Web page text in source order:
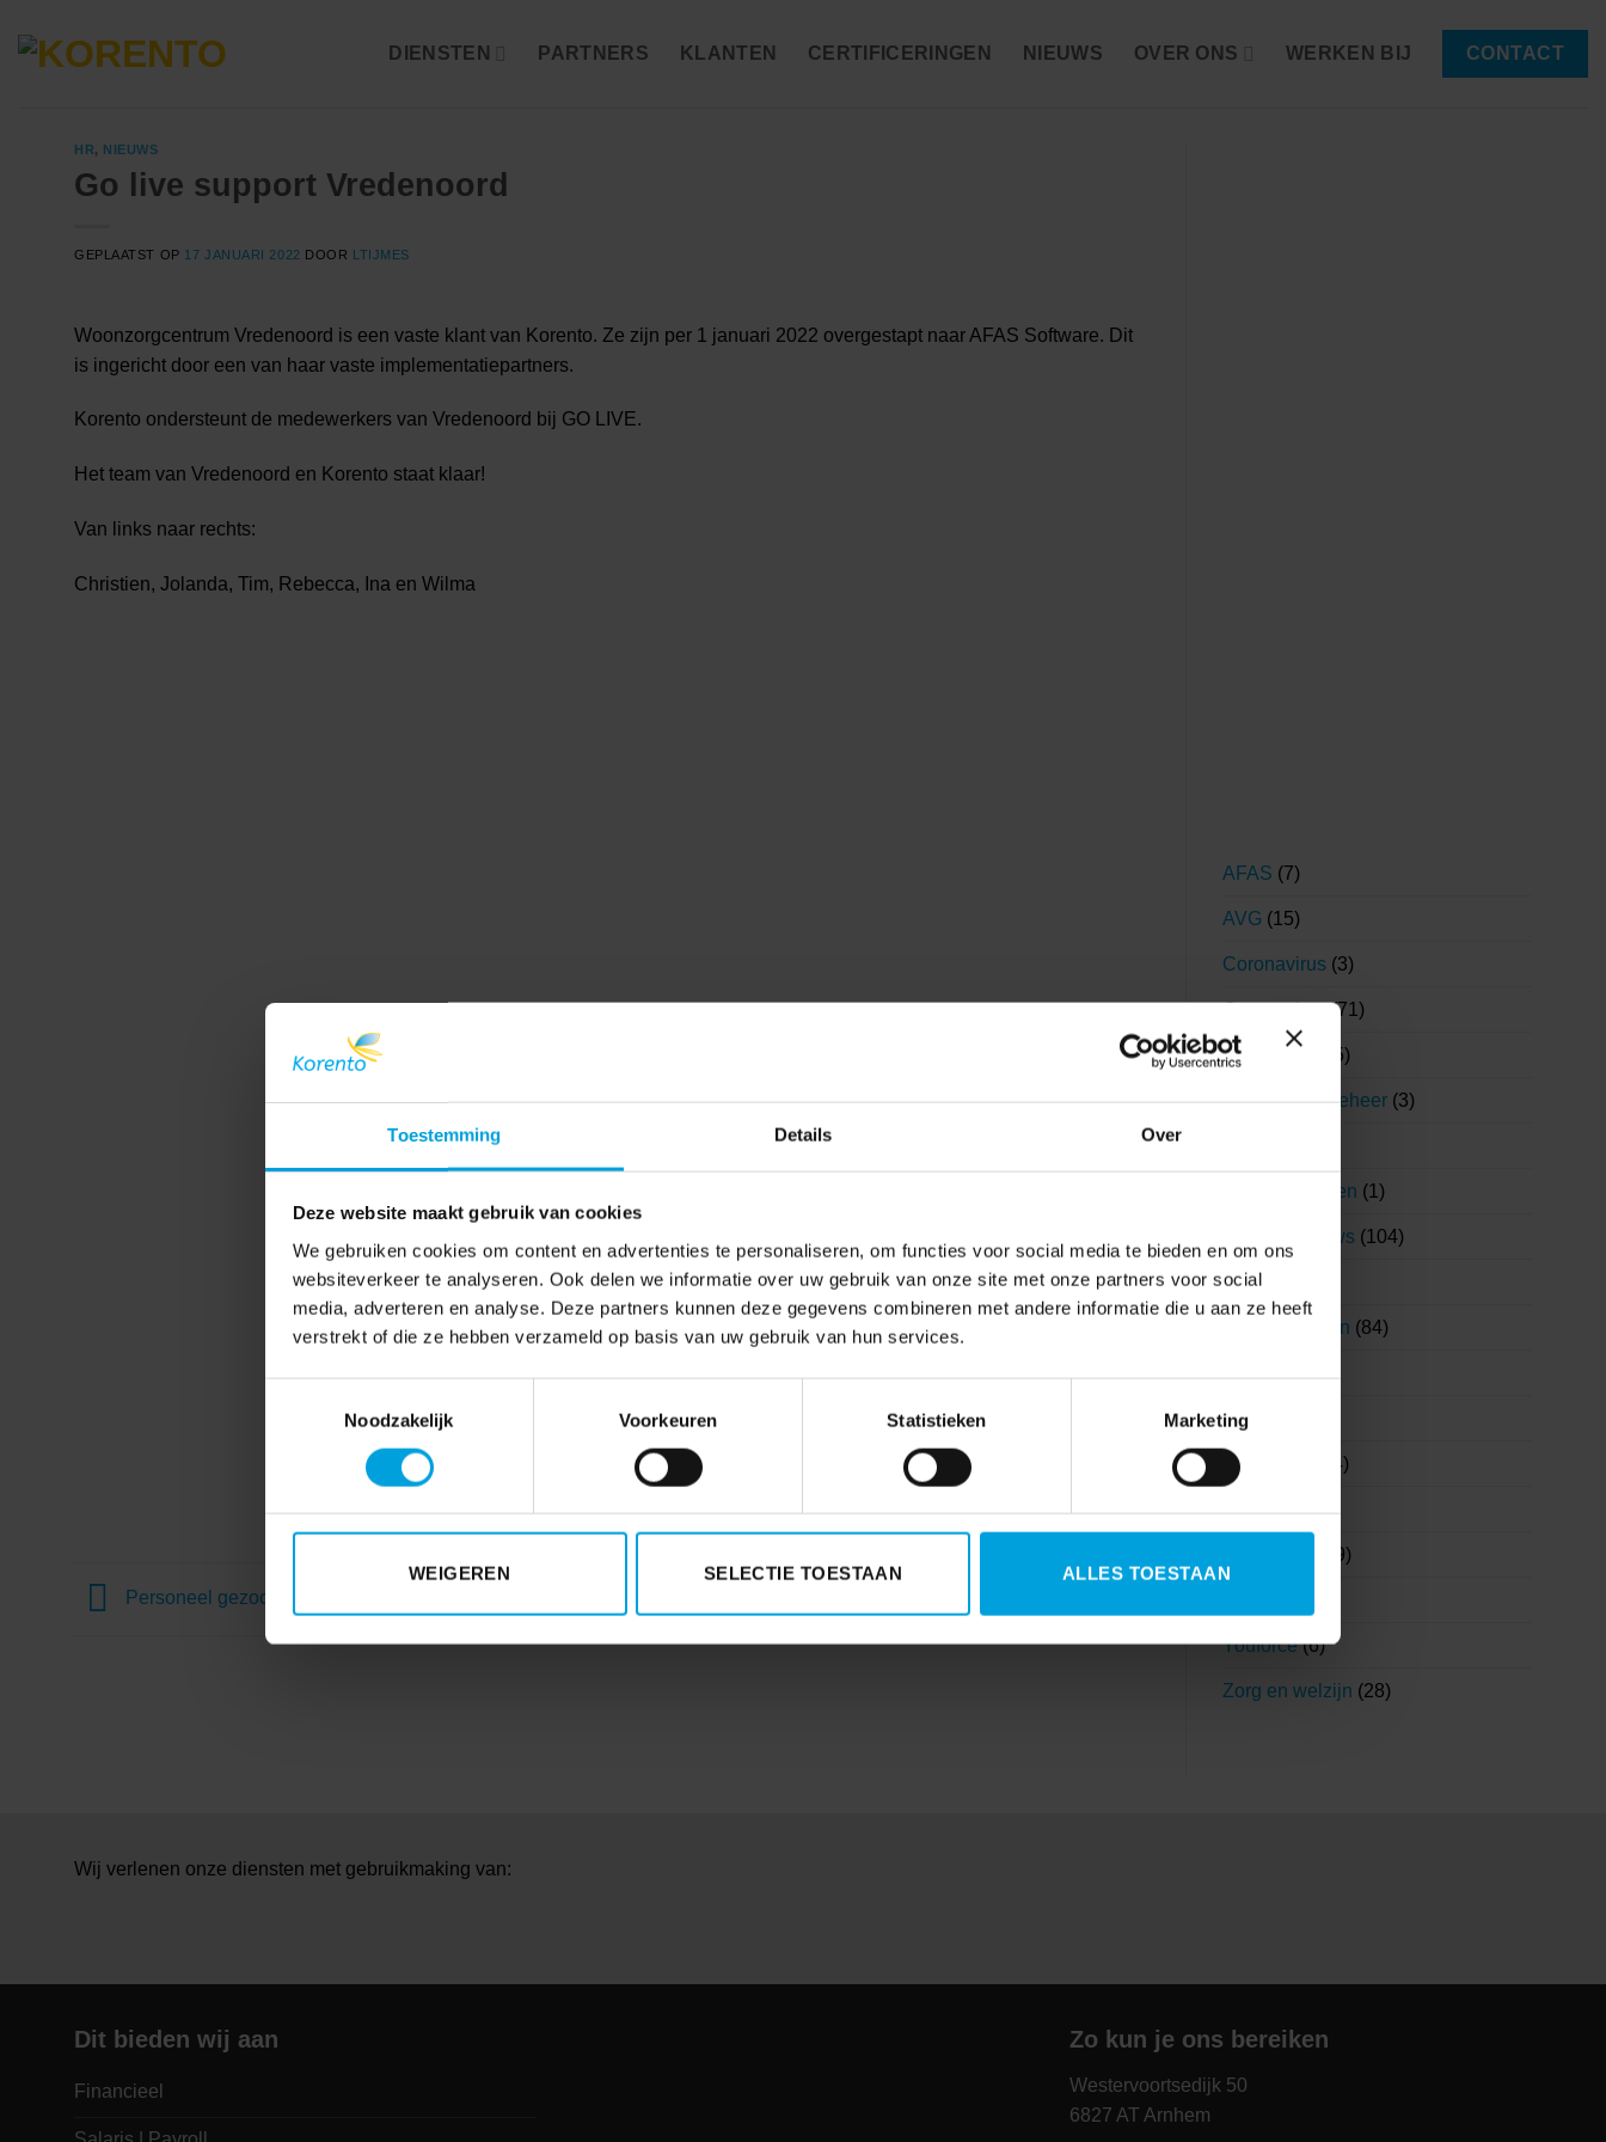
Toestemming Details Over
Deze website maakt gebruik van cookies
We gebruiken cookies om content en advertenties te personaliseren, om functies voor social media te bieden en om ons
websiteverkeer te analyseren. Ook delen we informatie over uw gebruik van onze site met onze partners voor social
media, adverteren en analyse. Deze partners kunnen deze gegevens combineren met andere informatie die u aan ze heeft
verstrekt of die ze hebben verzameld op basis van uw gebruik van hun services.
Noodzakelijk
Voorkeuren Statistieken Marketing
WEIGEREN SELECTIE TOESTAAN ALLES TOESTAAN
naar
DIENSTEN PARTNERS KLANTEN CERTIFICERINGEN NIEUWS OVER ONS WERKEN BIJ CONTACT
HR, NIEUWS
Go live support Vredenoord
GEPLAATST OP 17 JANUARI 2022 DOOR LTIJMES
Woonzorgcentrum Vredenoord is een vaste klant van Korento. Ze zijn per 1 januari 2022 overgestapt naar AFAS Software. Dit
is ingericht door een van haar vaste implementatiepartners.
Korento ondersteunt de medewerkers van Vredenoord bij GO LIVE.
Het team van Vredenoord en Korento staat klaar!
Van links naar rechts:
Christien, Jolanda, Tim, Rebecca, Ina en Wilma
Personeel gezocht voor zoektocht naar personeel
AFAS (7)
AVG (15)
Coronavirus (3)
Coronavirus(71)
Financieel (55)
Functioneel beheer (3)
Klantervaringen (1)
Korento nieuws (104)
Nieuws
Nieuwsbrieven (84)
Visma
Visma|Raet (4)
WAB(19)
(99)
Youforce(6)
Zorg en welzijn (28)
Wij verlenen onze diensten met gebruikmaking van:
Dit bieden wij aan
Financieel
Zo kun je ons bereiken
Westervoortsedijk 50
6827 AT Arnhem